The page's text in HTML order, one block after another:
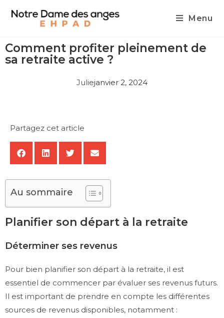
Menu
Comment profiter pleinement de
sa retraite active ?
Juliejanvier 2, 2024
Partagez cet article
Au sommaire
Planifier son départ à la retraite
Déterminer ses revenus
Pour bien planifier son départ à la retraite, il est
essentiel de commencer par évaluer ses revenus futurs.
Il est important de prendre en compte les différentes
sources de revenus disponibles, notamment :